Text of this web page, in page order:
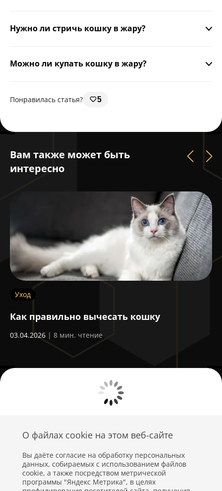
затемняйте окна, используйте вентилятор (не направляя
на кошку).
Нужно ли стричь кошку в жару?
солнечных ожогов.
Можно ли купать кошку в жару?
достаточно протирания.
Понравилась статья? 5
Вам также может быть
интересно
Уход
Как правильно вычесать кошку
03.04.2026 | 8 мин. чтение
О файлах cookie на этом веб-сайте
Вы даёте согласие на обработку персональных
данных, собираемых с использованием файлов
cookie, а также посредством метрической
программы "Яндекс Метрика", в целях